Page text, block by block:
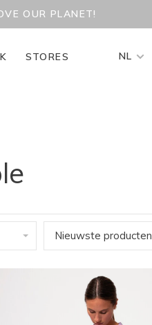
OUR PLANET!
STORES NL
Nieuwste producten